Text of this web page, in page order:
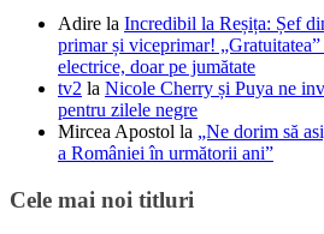
Adire la Incredibil la Reșița: Șef
primar și viceprimar!
electrice, doar pe jumătate
tv2 la Nicole Cherry și Puya ne
pentru zilele negre
Mircea Apostol la „Ne dorim să
a României în următorii ani”
Cele mai noi titluri